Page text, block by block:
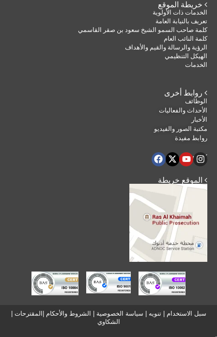
 خريطة الموقع
الخدمات ذات الأولوية
تعريف بالنيابة العامة
كلمة صاحب السمو الشيخ سعود بن صقر القاسمي
كلمة النائب العام
الرؤية والرسالة والقيم والأهداف
الهيكل التنظيمي
الخدمات
 روابط أخرى
الوظائف
الأحداث والفعاليات
الأخبار
مكتبة الصور والفيديو
روابط مفيدة
 تابعنا
 الموقع خريطة
سبل الاستخدام |تنويه سياسة الخصوصية الشروط والأحكام المقترحات
الشكاوي